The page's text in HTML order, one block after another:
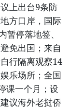
上出台9条防
方口岸，国际
暂停落地签、
免出国；来自
行隔离观察14
乐场所；全国
课一个月；设
议海外老挝侨